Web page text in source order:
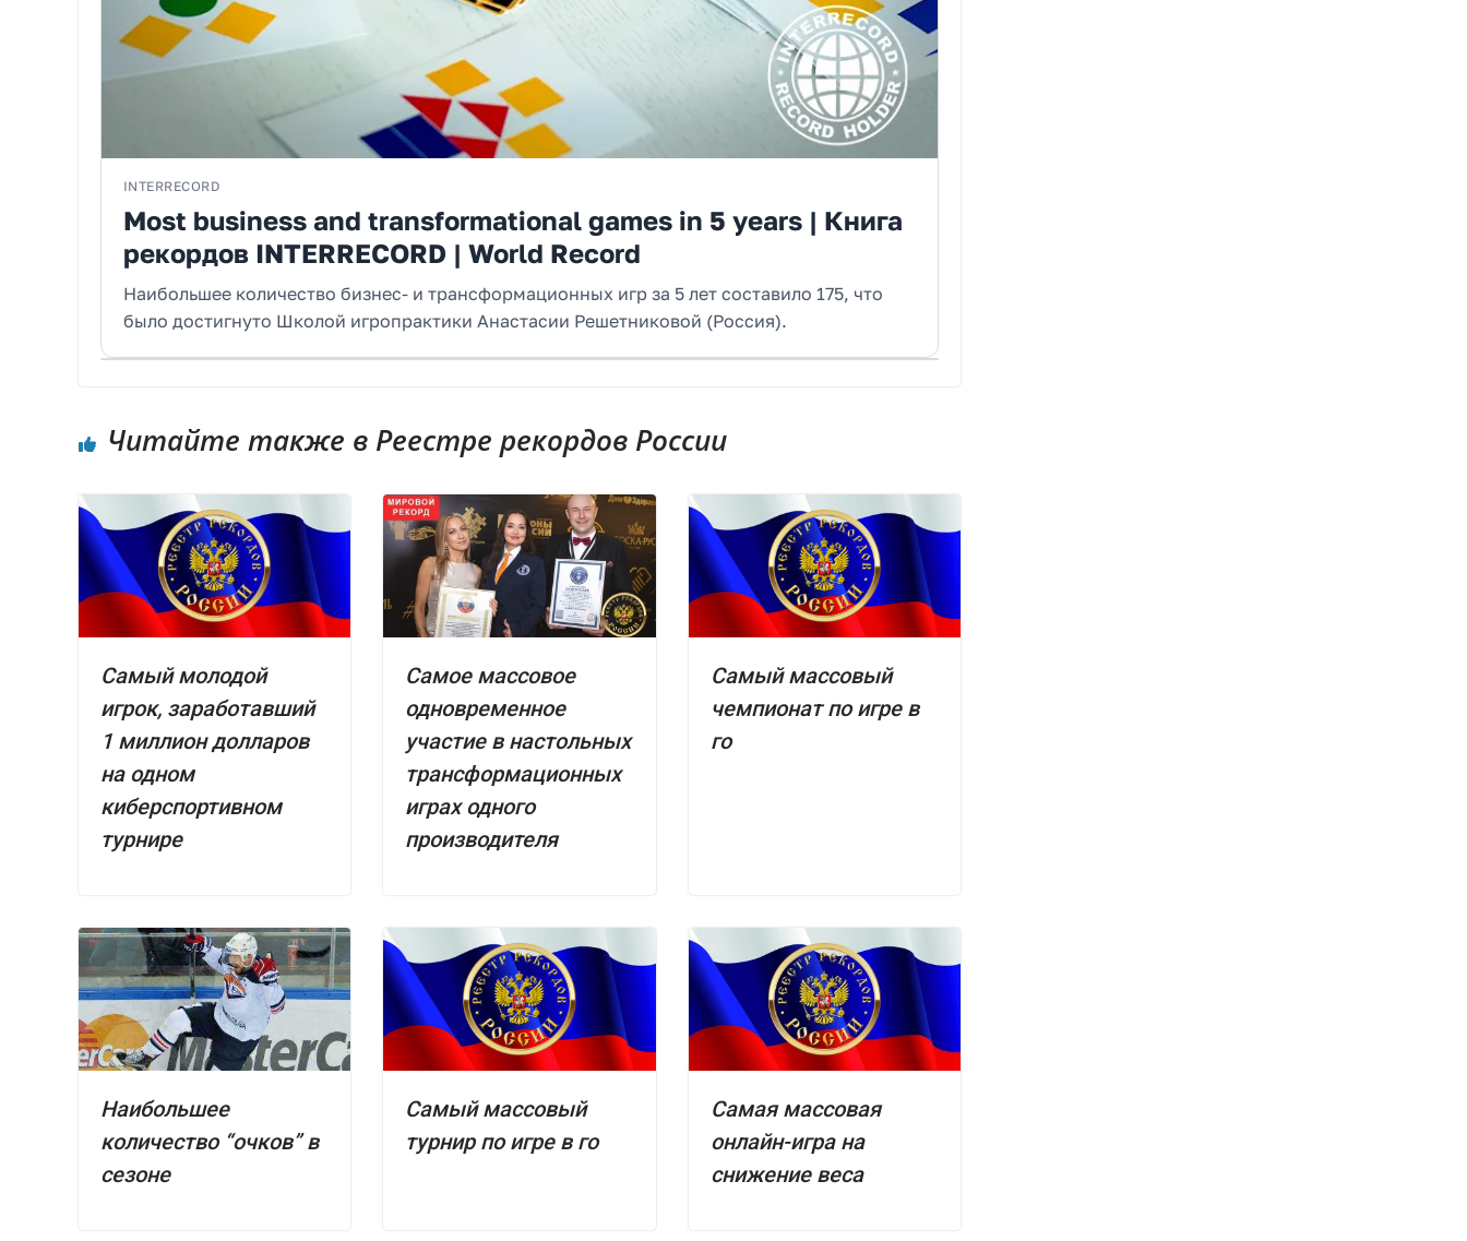
INTERRECORD
Most business and transformational games in 5 years | Книга
рекордов INTERRECORD | World Record
Наибольшее количество бизнес- и трансформационных игр за 5 лет составило 175, что
было достигнуто Школой игропрактики Анастасии Решетниковой (Россия).
Читайте также в Реестре рекордов России
Самый молодой
игрок, заработавший
1 миллион долларов
на одном
киберспортивном
турнире
Самое массовое
одновременное
участие в настольных
трансформационных
играх одного
производителя
Самый массовый
чемпионат по игре в
го
Наибольшее
количество “очков” в
сезоне
Самый массовый
турнир по игре в го
Самая массовая
онлайн-игра на
снижение веса